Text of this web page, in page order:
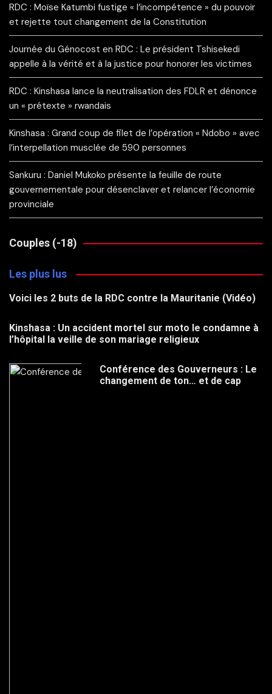
RDC : Moïse Katumbi fustige « l’incompétence » du pouvoir
et rejette tout changement de la Constitution
Journée du Génocost en RDC : Le président Tshisekedi
appelle à la vérité et à la justice pour honorer les victimes
RDC : Kinshasa lance la neutralisation des FDLR et dénonce
un « prétexte » rwandais
Kinshasa : Grand coup de filet de l’opération « Ndobo » avec
l’interpellation musclée de 590 personnes
Sankuru : Daniel Mukoko présente la feuille de route
gouvernementale pour désenclaver et relancer l’économie
provinciale
Couples (-18)
Les plus lus
Voici les 2 buts de la RDC contre la Mauritanie (Vidéo)
Kinshasa : Un accident mortel sur moto le condamne à
l’hôpital la veille de son mariage religieux
Conférence des Gouverneurs : Le
changement de ton… et de cap